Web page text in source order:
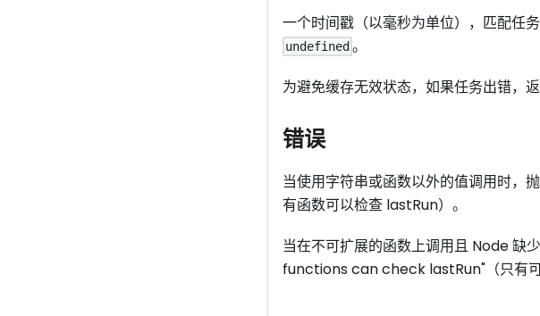
一个时间戳（以毫秒为单位），匹配任
undefined 。
为避免缓存无效状态，如果任务出错，
错误
当使用字符串或函数以外的值调用时
有函数可以检查 lastRun）。
当在不可扩展的函数上调用且 Node
functions can check lastRun"（只有可